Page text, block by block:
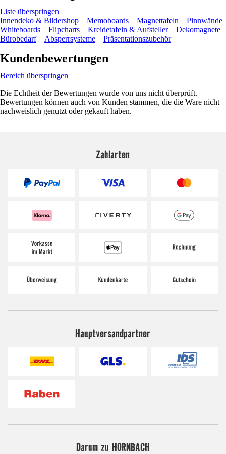
Liste überspringen
Innendeko & Bildershop
Memoboards Magnettafeln
Pinnwände
Whiteboards
Flipcharts Kreidetafeln & Aufsteller
Dekomagnete
Bürobedarf
Absperrsysteme Präsentationszubehör
Kundenbewertungen
Bereich überspringen
Die Echtheit der Bewertungen wurde von uns nicht überprüft.
Bewertungen können auch von Kunden stammen, die die Ware nicht
nachweislich genutzt oder gekauft haben.
Zahlarten
Hauptversandpartner
Darum zu HORNBACH